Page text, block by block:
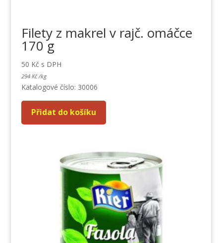
Filety z makrel v rajč. omáčce
170 g
50 Kč s DPH
294 Kč /kg
Katalogové číslo: 30006
Přidat do košíku